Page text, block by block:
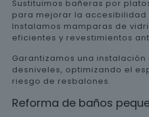
Sustituimos bañeras por
para mejorar la accesibilidad
Instalamos mamparas de
eficientes y revestimientos
Garantizamos una
desniveles, optimizando el
riesgo de resbalones.
Reforma de baños